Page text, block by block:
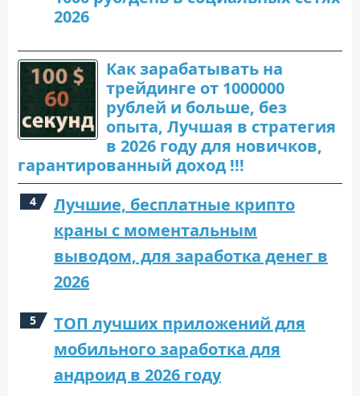
2026
Как зарабатывать на
трейдинге от 1000000
рублей и больше, без
опыта, Лучшая в стратегия
в 2026 году для новичков,
гарантированный доход !!!
Лучшие, бесплатные крипто
краны с моментальным
выводом, для заработка денег в
2026
ТОП лучших приложений для
мобильного заработка для
андроид в 2026 году